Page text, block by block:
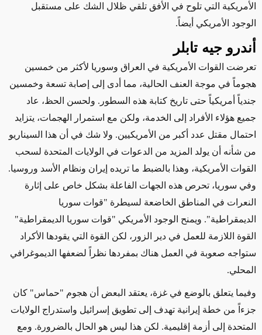
الأمريكية التي تلوح في الأفق تلقي ظلال الشك على مستقبل
الوجود الأمريكي أيضاً.
أندرو جيه تابلر
تعرضت القوات الأمريكية في العراق وسوريا لأكثر من خمسين
هجوماً في موجة العنف الحالية، مما أدى إلى إصابة تسعة وخمسين
جندياً أمريكياً حتى تاريخ كتابة هذه السطور. ولحسن الحظ، عاد
جميع هؤلاء الأفراد إلى الخدمة، ولكن مع استمرار الهجمات، يتزايد
احتمال مقتل عدد أكبر من الأمريكيين. ولا شك في أن هذا السيناريو
من شأنه أن يولد المزيد من الدعوات في الولايات المتحدة لسحب
القوات الأمريكية، وهذا بالضبط ما تريده إيران ونظام الأسد وروسيا.
وفي سوريا، تحرص هذه الجهات الفاعلة بشكل خاص على إثارة
النعرات في المناطق الخاضعة لسيطرة "قوات سوريا
الديمقراطية". ويمنح الوجود الأمريكي "قوات سوريا الديمقراطية"
القوة اللازمة للعمل في دير الزور، لكن القوة التي يقودها الأكراد
ستواجه صعوبة في العمل هناك بمفردها نظراً لضعفها الديموغرافي
المحلي.
وفيما يتعلق بالوضع في غزة، يعتقد البعض أن هجوم "حماس" كان
جزءاً من خطة إيرانية تهدف إلى تطويق إسرائيل واستدراج الولايات
المتحدة إلى أزمة إقليمية. لكن هذا ليس هو الحال بالضرورة. ومع